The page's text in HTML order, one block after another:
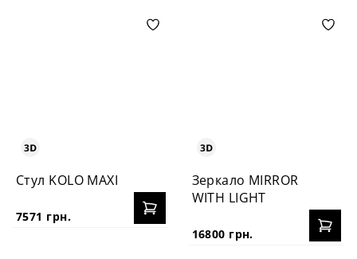
Стул KOLO MAXI
7571 грн.
Зеркало MIRROR
WITH LIGHT
16800 грн.